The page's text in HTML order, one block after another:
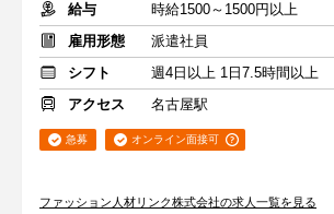
給与
時給1500～1500円以上
雇用形態
派遣社員
シフト
週4日以上 1日7.5時間以上
アクセス
名古屋駅
急募 オンライン面接可
ファッション人材リンク株式会社の求人一覧を見る